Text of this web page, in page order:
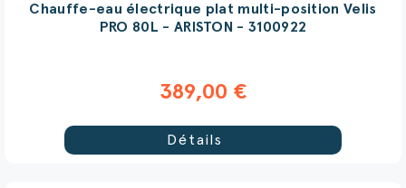
Chauffe-eau électrique plat multi-position Velis
PRO 80L - ARISTON - 3100922
389,00 €
Détails